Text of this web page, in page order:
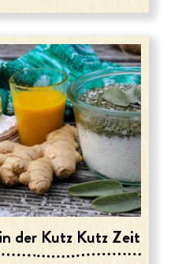
der Kutz Kutz Zeit